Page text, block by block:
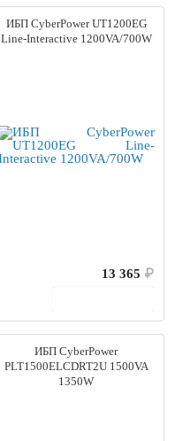
ИБП CyberPower UT1200EG
Line-Interactive 1200VA/700W
13 365 ₽
ИБП CyberPower
PLT1500ELCDRT2U 1500VA
1350W